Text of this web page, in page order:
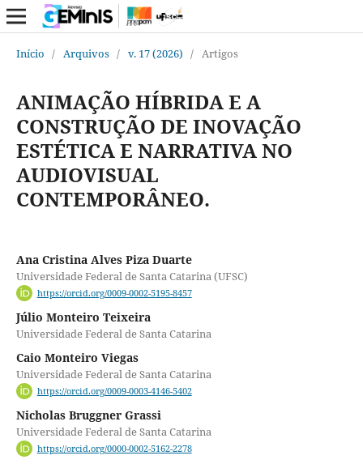
Início / Arquivos / v. 17 (2026) / Artigos
ANIMAÇÃO HÍBRIDA E A
CONSTRUÇÃO DE INOVAÇÃO
ESTÉTICA E NARRATIVA NO
AUDIOVISUAL
CONTEMPORÂNEO.
Ana Cristina Alves Piza Duarte
Universidade Federal de Santa Catarina (UFSC)
https://orcid.org/0009-0002-5195-8457
Júlio Monteiro Teixeira
Universidade Federal de Santa Catarina
Caio Monteiro Viegas
Universidade Federal de Santa Catarina
https://orcid.org/0009-0003-4146-5402
Nicholas Bruggner Grassi
Universidade Federal de Santa Catarina
https://orcid.org/0000-0002-5162-2278